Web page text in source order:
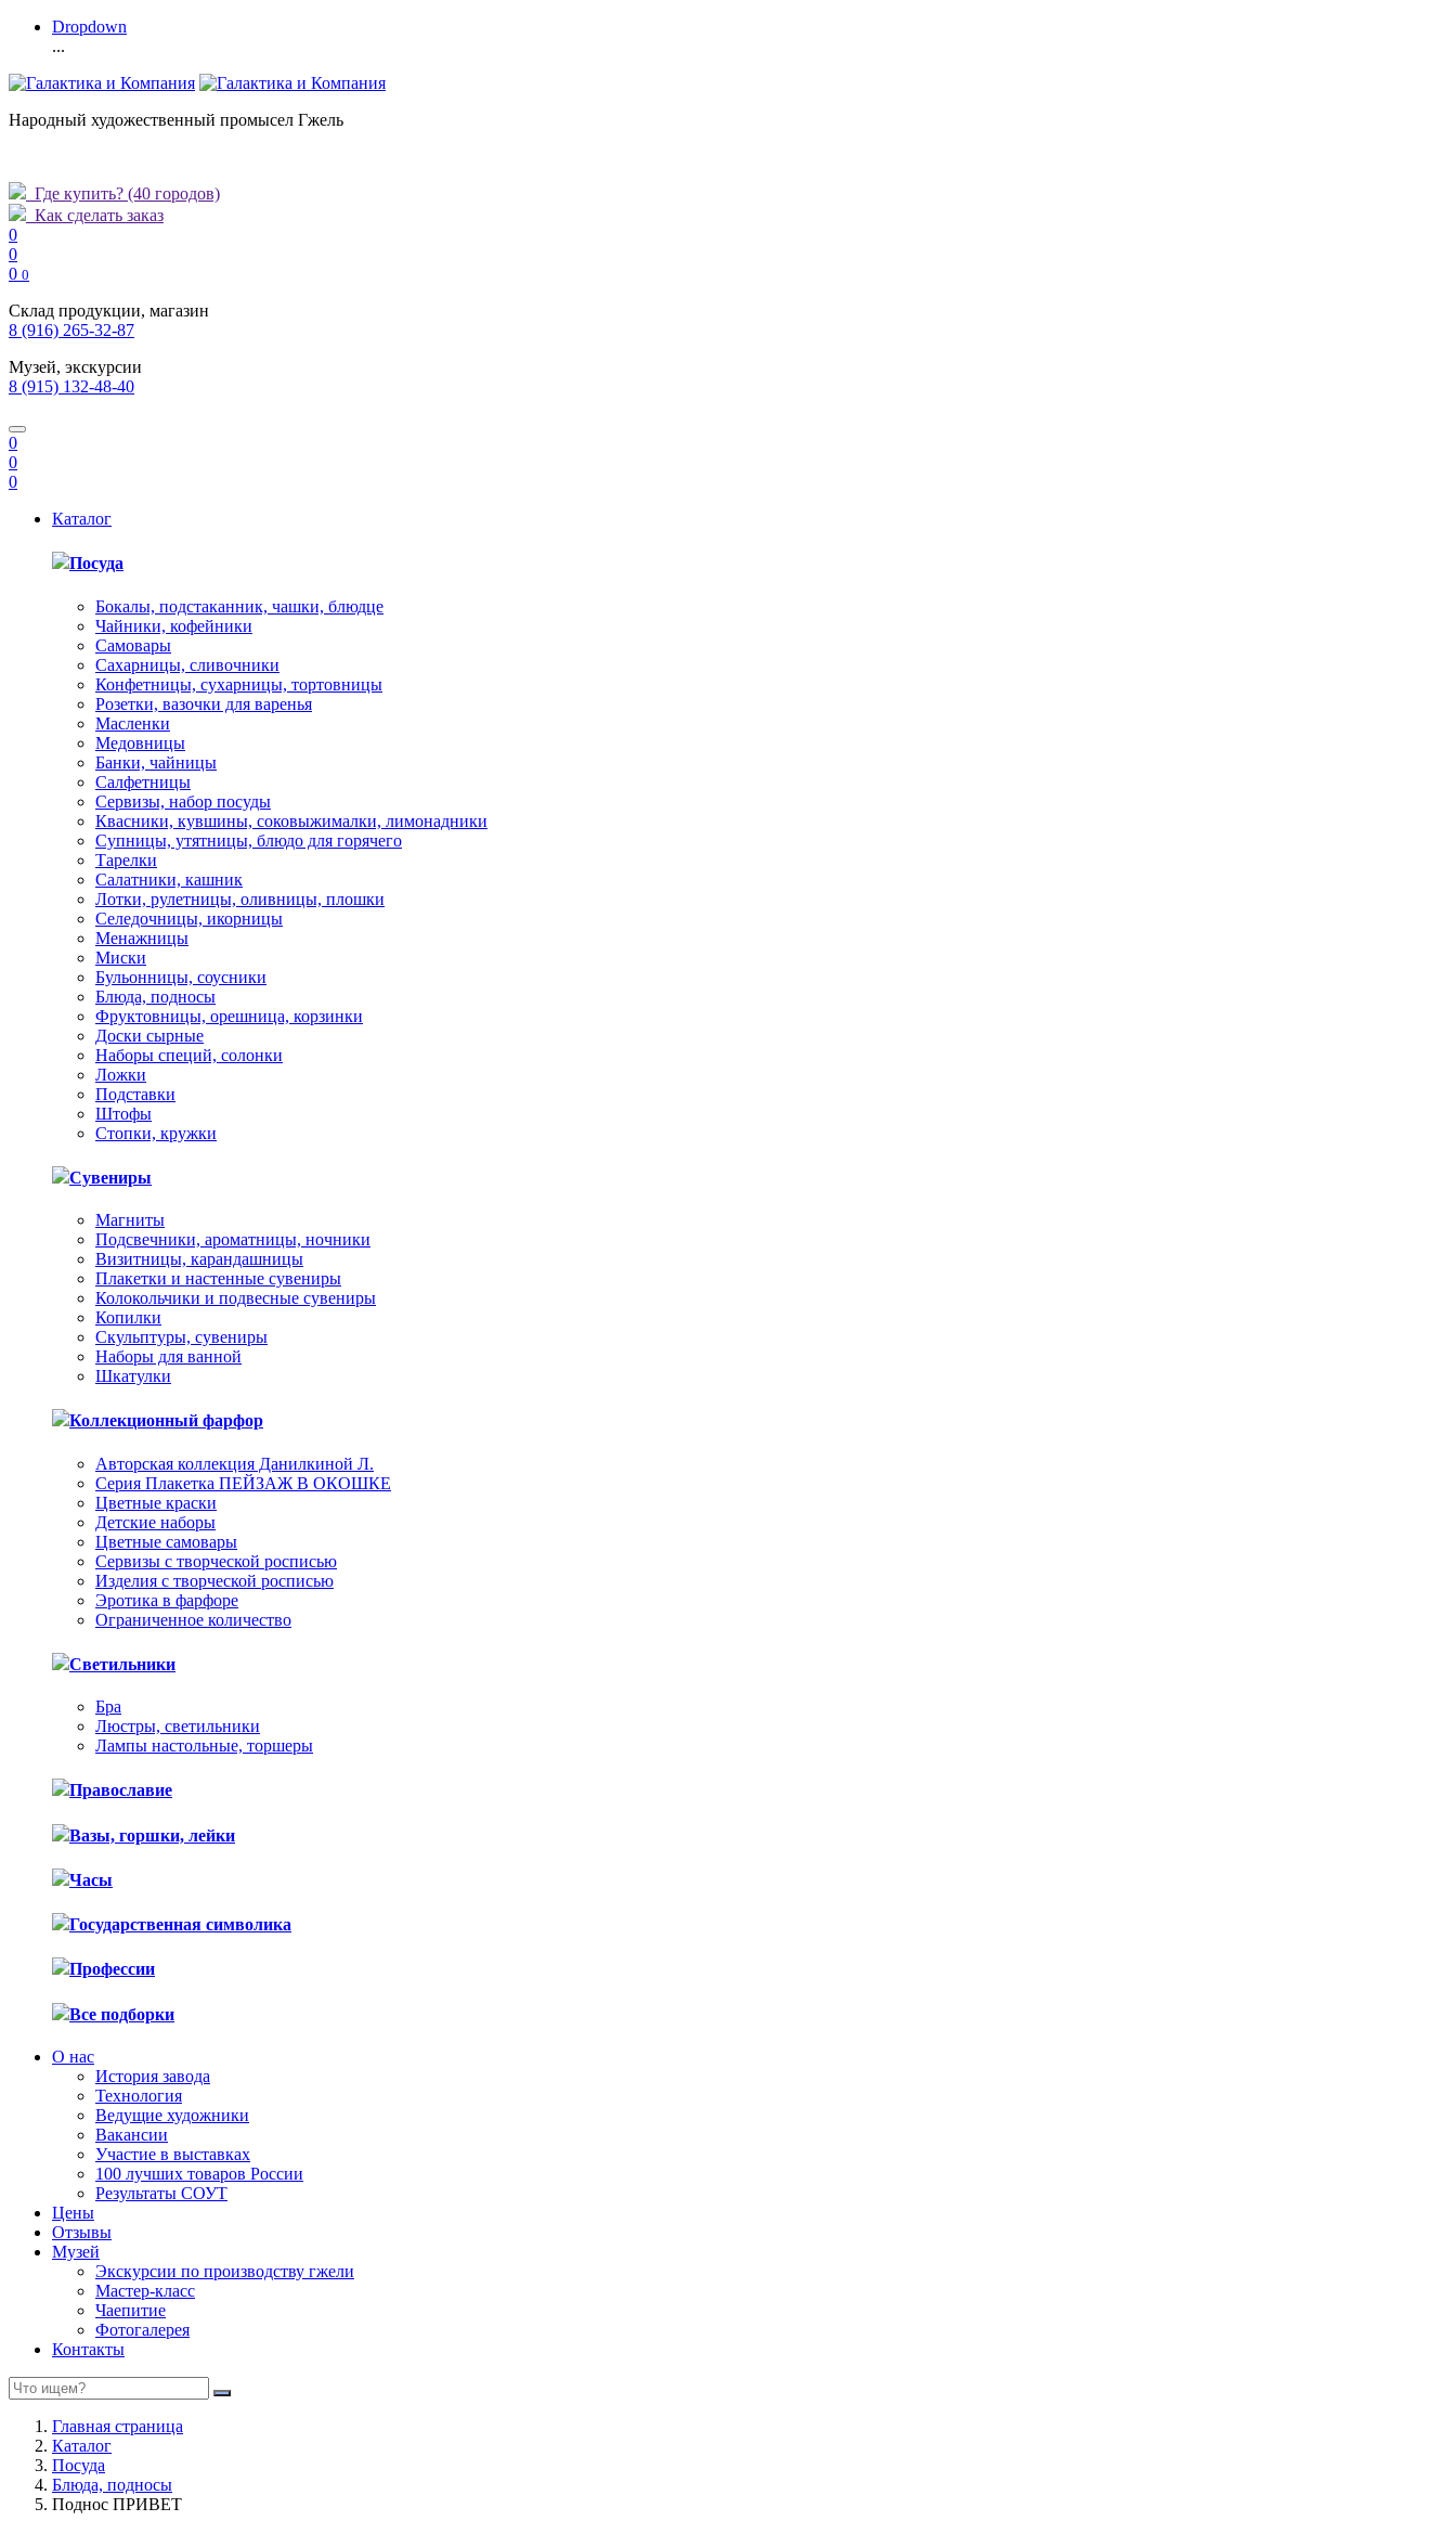
Dropdown
...
Народный художественный промысел Гжель
Где купить? (40 городов)
Как сделать заказ
0
0
0 0
Склад продукции, магазин
8 (916) 265-32-87
Музей, экскурсии
8 (915) 132-48-40
0
0
0
Каталог
Посуда
Бокалы, подстаканник, чашки, блюдце
Чайники, кофейники
Самовары
Сахарницы, сливочники
Конфетницы, сухарницы, тортовницы
Розетки, вазочки для варенья
Масленки
Медовницы
Банки, чайницы
Салфетницы
Сервизы, набор посуды
Квасники, кувшины, соковыжималки, лимонадники
Супницы, утятницы, блюдо для горячего
Тарелки
Салатники, кашник
Лотки, рулетницы, оливницы, плошки
Селедочницы, икорницы
Менажницы
Миски
Бульонницы, соусники
Блюда, подносы
Фруктовницы, орешница, корзинки
Доски сырные
Наборы специй, солонки
Ложки
Подставки
Штофы
Стопки, кружки
Сувениры
Магниты
Подсвечники, ароматницы, ночники
Визитницы, карандашницы
Плакетки и настенные сувениры
Колокольчики и подвесные сувениры
Копилки
Скульптуры, сувениры
Наборы для ванной
Шкатулки
Коллекционный фарфор
Авторская коллекция Данилкиной Л.
Серия Плакетка ПЕЙЗАЖ В ОКОШКЕ
Цветные краски
Детские наборы
Цветные самовары
Сервизы с творческой росписью
Изделия с творческой росписью
Эротика в фарфоре
Ограниченное количество
Светильники
Бра
Люстры, светильники
Лампы настольные, торшеры
Православие
Вазы, горшки, лейки
Часы
Государственная символика
Профессии
Все подборки
О нас
История завода
Технология
Ведущие художники
Вакансии
Участие в выставках
100 лучших товаров России
Результаты СОУТ
Цены
Отзывы
Музей
Экскурсии по производству гжели
Мастер-класс
Чаепитие
Фотогалерея
Контакты
Главная страница
Каталог
Посуда
Блюда, подносы
Поднос ПРИВЕТ